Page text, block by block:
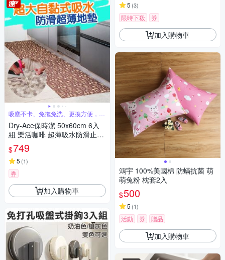
吸塵不卡、免拖免洗、更換方便，省
時更省力
Dry-Ace保時潔 50x60cm 6入
組 樂活咖啡 超薄吸水防滑止滑
自黏免洗地墊(可隨意剪裁拼貼)
$749
5 (1)
券
加入購物車
5 (3)
限時下殺 券
加入購物車
鴻宇 100%美國棉 防蟎抗菌 萌
萌兔粉 枕套2入
$500
5 (1)
活動 券 贈品
加入購物車